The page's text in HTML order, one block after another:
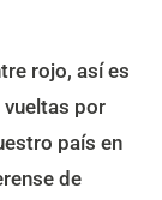
rojo, así es
vueltas por
país en
de